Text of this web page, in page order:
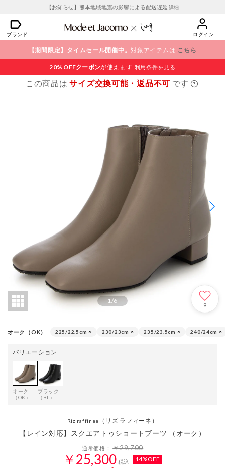
【お知らせ】熊本地域地震の影響による配送遅延 詳細
ブランド ログイン
【期間限定】タイムセール開催中。対象アイテムは こちら
20% OFFクーポンが使えます 利用条件を見る
この商品はサイズ交換可能・返品不可 です
1/6
9
オーク（OK） 225/22.5cm ○ 230/23cm ○ 235/23.5cm ○ 240/24cm ○
バリエーション
オーク
（OK）
ブラック
（BL）
Riz raffinee （リズ ラフィーネ）
【レイン対応】スクエアトゥショートブーツ （オーク）
通常価格：￥29,700
￥25,300 税込 14%OFF